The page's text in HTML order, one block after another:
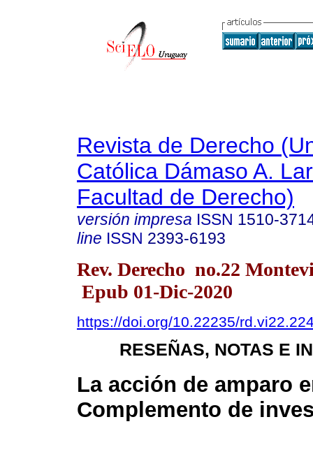
Revista de Derecho
Católica Dámaso A.
Facultad de Derecho)
versión impresa ISSN 1510-
line ISSN 2393-6193
Rev. Derecho no.22
Epub 01-Dic-2020
https://doi.org/10.22235/
RESEÑAS, NOTAS E
La acción de amparo
Complemento de